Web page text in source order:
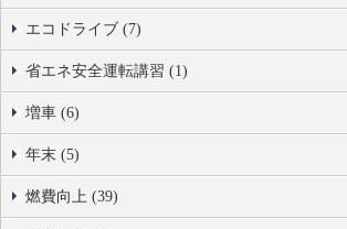
エコドライブ (7)
省エネ安全運転講習 (1)
増車 (6)
年末 (5)
燃費向上 (39)